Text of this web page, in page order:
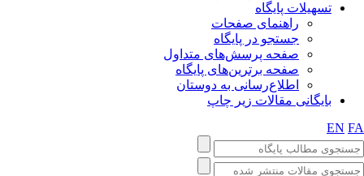
تسهیلات پایگاه
راهنمای صفحات
جستجو در پایگاه
صفحه پرسش‌های متداول
صفحه برترین‌های پایگاه
اطلاع‌رسانی به دوستان
بایگانی مقالات زیر چاپ
EN